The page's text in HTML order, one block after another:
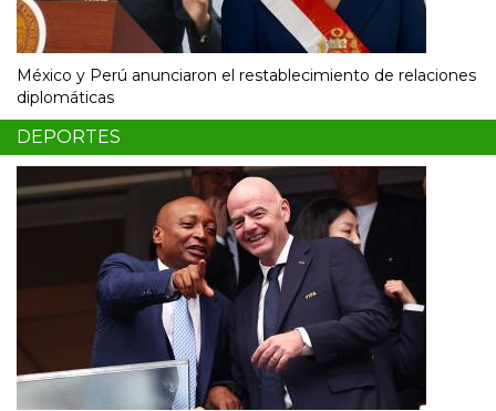
México y Perú anunciaron el restablecimiento de relaciones
diplomáticas
DEPORTES